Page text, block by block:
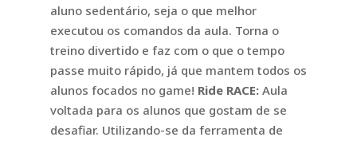
aluno sedentário, seja o que melhor
executou os comandos da aula. Torna o
treino divertido e faz com o que o tempo
passe muito rápido, já que mantem todos os
alunos focados no game! Ride RACE: Aula
voltada para os alunos que gostam de se
desafiar. Utilizando-se da ferramenta de